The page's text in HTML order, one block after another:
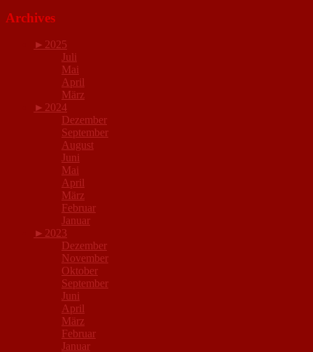
Archives
► 2025
Juli
Mai
April
März
► 2024
Dezember
September
August
Juni
Mai
April
März
Februar
Januar
► 2023
Dezember
November
Oktober
September
Juni
April
März
Februar
Januar